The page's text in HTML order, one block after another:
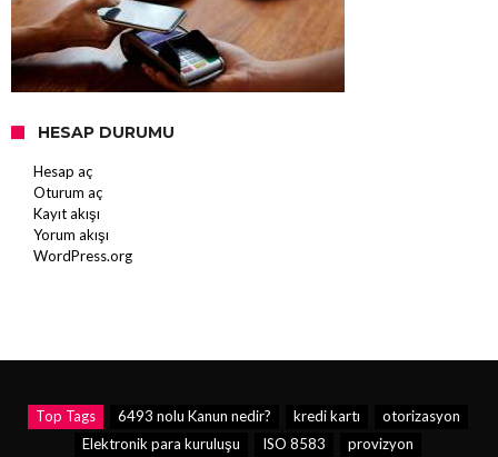
HESAP DURUMU
Hesap aç
Oturum aç
Kayıt akışı
Yorum akışı
WordPress.org
Top Tags 6493 nolu Kanun nedir? kredi kartı
otorizasyon
Elektronik para kuruluşu
ISO 8583
provizyon